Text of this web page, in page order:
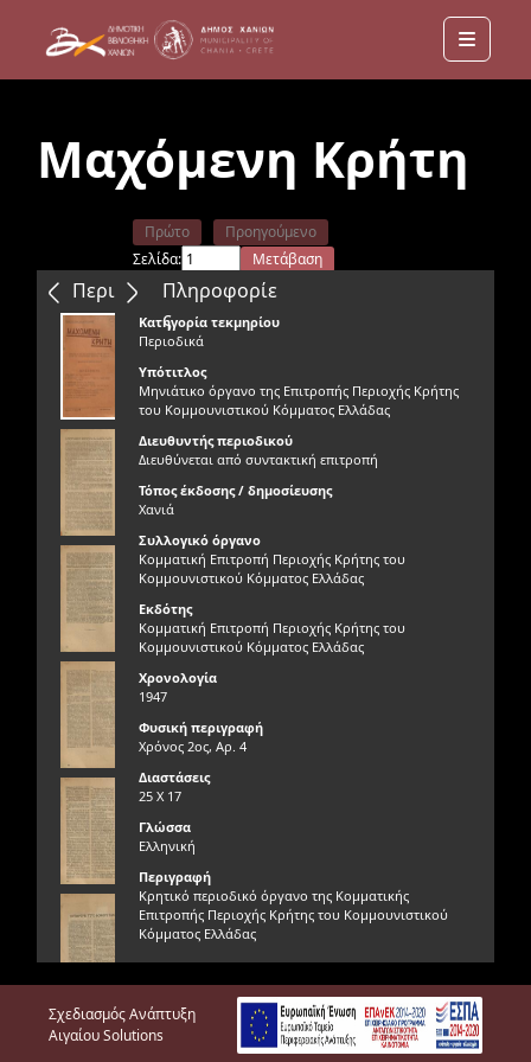
Menu
Μαχόμενη Κρήτη
Περιεχόμενα
Πρώτο
Προηγούμενο
Σελίδα:
Μετάβαση
Επόμενο
Τελευταίο
Πληροφορίε
ς
Κατηγορία τεκμηρίου
Περιοδικά
Υπότιτλος
Μηνιάτικο όργανο της Επιτροπής Περιοχής Κρήτης
του Κομμουνιστικού Κόμματος Ελλάδας
Διευθυντής περιοδικού
Διευθύνεται από συντακτική επιτροπή
Τόπος έκδοσης / δημοσίευσης
Χανιά
Συλλογικό όργανο
Κομματική Επιτροπή Περιοχής Κρήτης του
Κομμουνιστικού Κόμματος Ελλάδας
Εκδότης
Κομματική Επιτροπή Περιοχής Κρήτης του
Κομμουνιστικού Κόμματος Ελλάδας
Χρονολογία
1947
Φυσική περιγραφή
Χρόνος 2ος, Αρ. 4
Διαστάσεις
25 Χ 17
Γλώσσα
Ελληνική
Περιγραφή
Κρητικό περιοδικό όργανο της Κομματικής
Επιτροπής Περιοχής Κρήτης του Κομμουνιστικού
Κόμματος Ελλάδας
Γνήσιο
Φυσική κατάσταση τεκμηρίου
Πολύ καλή
Σχεδιασμός Ανάπτυξη
Αιγαίου Solutions